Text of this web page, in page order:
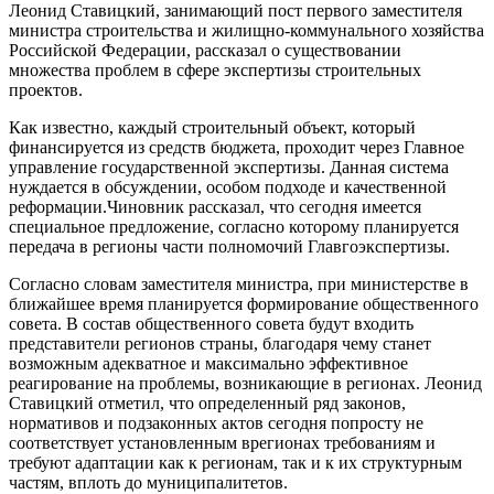
Леонид Ставицкий, занимающий пост первого заместителя
министра строительства и жилищно-коммунального хозяйства
Российской Федерации, рассказал о существовании
множества проблем в сфере экспертизы строительных
проектов.
Как известно, каждый строительный объект, который
финансируется из средств бюджета, проходит через Главное
управление государственной экспертизы. Данная система
нуждается в обсуждении, особом подходе и качественной
реформации.Чиновник рассказал, что сегодня имеется
специальное предложение, согласно которому планируется
передача в регионы части полномочий Главгоэкспертизы.
Согласно словам заместителя министра, при министерстве в
ближайшее время планируется формирование общественного
совета. В состав общественного совета будут входить
представители регионов страны, благодаря чему станет
возможным адекватное и максимально эффективное
реагирование на проблемы, возникающие в регионах. Леонид
Ставицкий отметил, что определенный ряд законов,
нормативов и подзаконных актов сегодня попросту не
соответствует установленным врегионах требованиям и
требуют адаптации как к регионам, так и к их структурным
частям, вплоть до муниципалитетов.